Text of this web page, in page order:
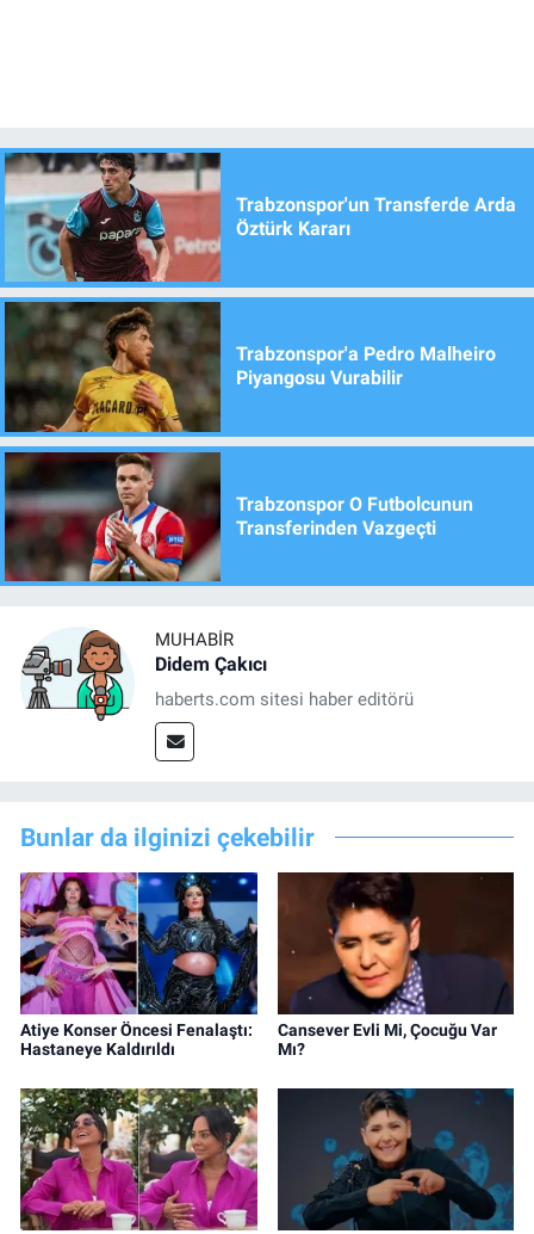
Trabzonspor'un Transferde Arda
Öztürk Kararı
Trabzonspor'a Pedro Malheiro
Piyangosu Vurabilir
Trabzonspor O Futbolcunun
Transferinden Vazgeçti
MUHABIR
Didem Çakıcı
haberts.com sitesi haber editörü
Bunlar da ilginizi çekebilir
Atiye Konser Öncesi Fenalaştı:
Hastaneye Kaldırıldı
Cansever Evli Mi, Çocuğu Var
Mı?